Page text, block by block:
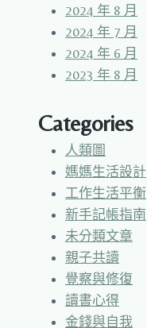
2024 年 8 月
2024 年 7 月
2024 年 6 月
2023 年 8 月
Categories
人類圖
媽媽生活設計
工作生活平衡
新手記帳指南
未分類文章
親子共讀
覺察與修復
讀書心得
金錢與自我